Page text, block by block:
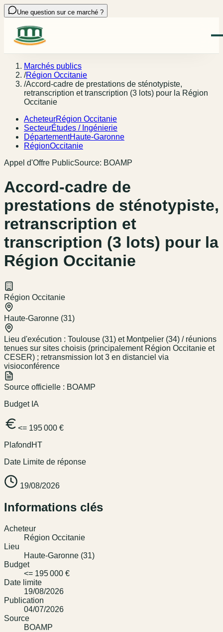
Une question sur ce marché ?
Marchés publics
/Région Occitanie
/Accord-cadre de prestations de sténotypiste,
retranscription et transcription (3 lots) pour la Région
Occitanie
AcheteurRégion Occitanie
SecteurÉtudes / Ingénierie
DépartementHaute-Garonne
RégionOccitanie
Appel d'Offre PublicSource: BOAMP
Accord-cadre de
prestations de sténotypiste,
retranscription et
transcription (3 lots) pour la
Région Occitanie
Région Occitanie
Haute-Garonne (31)
Lieu d'exécution : Toulouse (31) et Montpelier (34) / réunions
tenues sur sites choisis (principalement Région Occitanie et
CESER) ; retransmission lot 3 en distanciel via
visioconférence
Source officielle : BOAMP
Budget IA
<= 195 000 €
Plafond HT
Date Limite de réponse
19/08/2026
Informations clés
Acheteur
Région Occitanie
Lieu
Haute-Garonne (31)
Budget
<= 195 000 €
Date limite
19/08/2026
Publication
04/07/2026
Source
BOAMP